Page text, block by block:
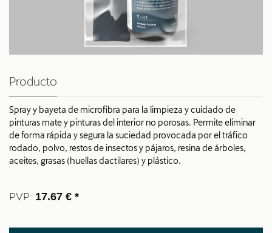
Producto
Spray y bayeta de microfibra para la limpieza y cuidado de
pinturas mate y pinturas del interior no porosas. Permite eliminar
de forma rápida y segura la suciedad provocada por el tráfico
rodado, polvo, restos de insectos y pájaros, resina de árboles,
aceites, grasas (huellas dactilares) y plástico.
PVP: 17.67 € *